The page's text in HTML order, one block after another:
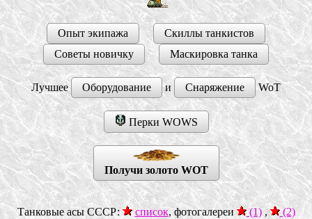
Опыт экипажа
Скиллы танкистов
Советы новичку
Маскировка танка
Лучшее Оборудование и Снаряжение WoT
Перки WOWS
Получи золото WOT
Танковые асы СССР: список, фотогалереи (1), (2)